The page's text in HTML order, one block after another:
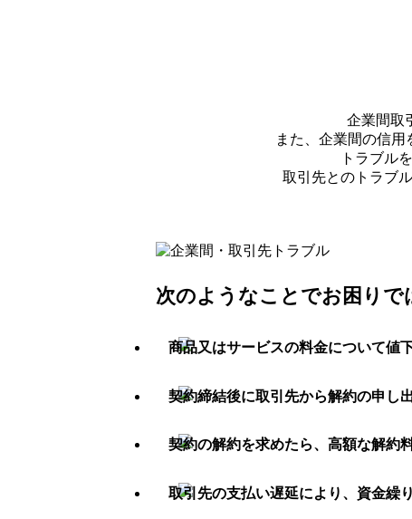
企業間取
また、企業間の信用
トラブル
取引先とのトラブ
次のようなことでお困りで